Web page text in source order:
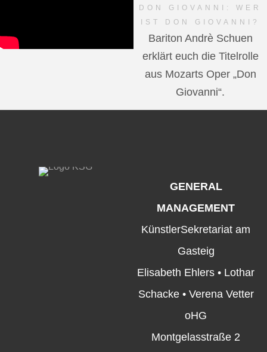
DON GIOVANNI: WER
IST DON GIOVANNI?
Bariton Andrè Schuen
erklärt euch die Titelrolle
aus Mozarts Oper „Don
Giovanni“.
GENERAL
MANAGEMENT
KünstlerSekretariat am
Gasteig
Elisabeth Ehlers • Lothar
Schacke • Verena Vetter
oHG
Montgelasstraße 2